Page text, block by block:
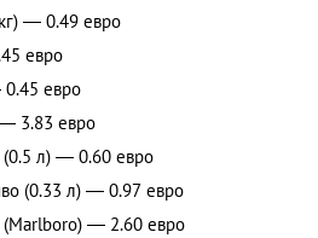
— 0.49 евро
евро
евро
3.83 евро
л) — 0.60 евро
(0.33 л) — 0.97 евро
(Marlboro) — 2.60 евро